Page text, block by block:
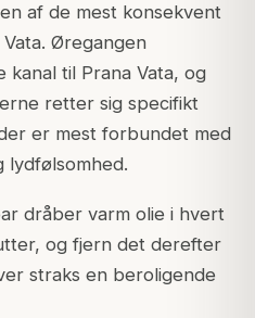
af de mest konsekvent
Øregangen
til Prana Vata, og
retter sig specifikt
er mest forbundet med
lydfølsomhed.
dråber varm olie i hvert
og fjern det derefter
straks en beroligende